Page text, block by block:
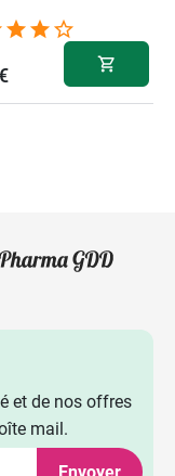
et de nos offres
mail.